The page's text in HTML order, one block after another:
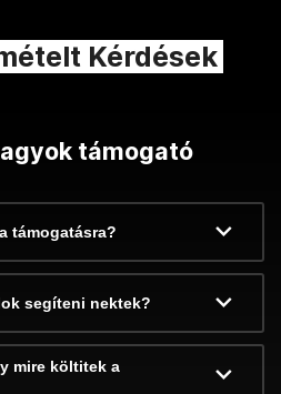
Kérdések
támogató
támogatásra?
segíteni nektek?
mire költitek a